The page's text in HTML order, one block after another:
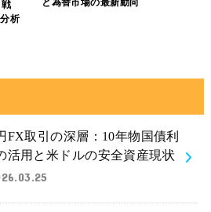
析
と為替市場の最新動向
FX取引の深層：10年物国債利
活用と米ドルの安全資産現状